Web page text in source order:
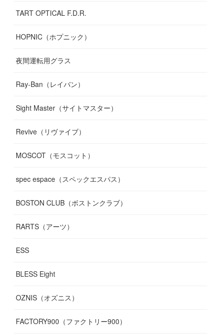
TART OPTICAL F.D.R.
HOPNIC（ホプニック）
夜間運転用グラス
Ray-Ban（レイバン）
Sight Master（サイトマスター）
Revive（リヴァイブ）
MOSCOT（モスコット）
spec espace（スペックエスパス）
BOSTON CLUB（ボストンクラブ）
RARTS（アーツ）
ESS
BLESS Eight
OZNIS（オズニス）
FACTORY900（ファクトリー900）